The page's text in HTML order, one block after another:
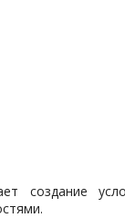
создание